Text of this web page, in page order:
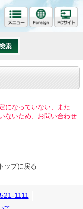
になっていない、また
ないため、お問い合わせ
トップに戻る
1111